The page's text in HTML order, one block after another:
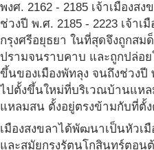
พงศ. 2162 - 2185 เจ้าเมืองส
ช่วงปี พ.ศ. 2185 - 2223 เจ้า
กรุงศรีอยุธยา ในที่สุดจึงถูกส
ปรามจนราบคาบ และถูกปล่อย
ขึ้นของเมืองพัทลุง จนถึงช่วงปี
ไปตั้งขึ้นใหม่ที่บริเวณบ้านแหล
แหลมสน ตั้งอยู่ตรงข้ามกับที่ตั้
เมืองสงขลาได้พัฒนาเป็นหัวเ
และสมัยกรุงรัตนโกสินทร์ตอน